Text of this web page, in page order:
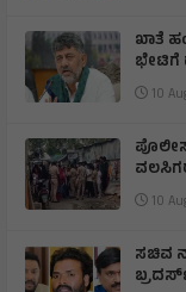
ಖಾತೆ
ಭೇಟಿಗೆ
10
10
ಸಚಿವ